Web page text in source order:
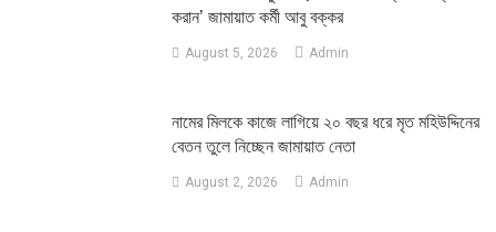
করান’ জামায়াত কর্মী আবু বক্কর
August 5, 2026 Admin
নামের মিলকে কাজে লাগিয়ে ২০ বছর ধরে মৃত মহিউদ্দিনের
বেতন তুলে নিচ্ছেন জামায়াত নেতা
August 2, 2026 Admin